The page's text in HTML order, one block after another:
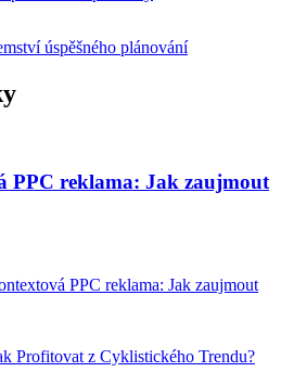
úspěšného plánování
PPC reklama: Jak zaujmout
PPC reklama: Jak zaujmout